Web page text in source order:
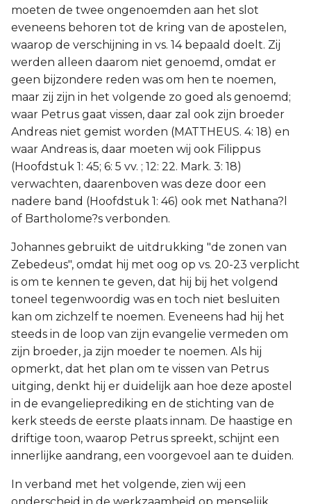
moeten de twee ongenoemden aan het slot
eveneens behoren tot de kring van de apostelen,
waarop de verschijning in vs. 14 bepaald doelt. Zij
werden alleen daarom niet genoemd, omdat er
geen bijzondere reden was om hen te noemen,
maar zij zijn in het volgende zo goed als genoemd;
waar Petrus gaat vissen, daar zal ook zijn broeder
Andreas niet gemist worden (MATTHEUS. 4: 18) en
waar Andreas is, daar moeten wij ook Filippus
(Hoofdstuk 1: 45; 6: 5 vv. ; 12: 22. Mark. 3: 18)
verwachten, daarenboven was deze door een
nadere band (Hoofdstuk 1: 46) ook met Nathana?l
of Bartholome?s verbonden.
Johannes gebruikt de uitdrukking "de zonen van
Zebedeus", omdat hij met oog op vs. 20-23 verplicht
is om te kennen te geven, dat hij bij het volgend
toneel tegenwoordig was en toch niet besluiten
kan om zichzelf te noemen. Eveneens had hij het
steeds in de loop van zijn evangelie vermeden om
zijn broeder, ja zijn moeder te noemen. Als hij
opmerkt, dat het plan om te vissen van Petrus
uitging, denkt hij er duidelijk aan hoe deze apostel
in de evangelieprediking en de stichting van de
kerk steeds de eerste plaats innam. De haastige en
driftige toon, waarop Petrus spreekt, schijnt een
innerlijke aandrang, een voorgevoel aan te duiden.
In verband met het volgende, zien wij een